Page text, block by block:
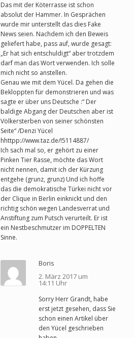
Das mit der Köterrasse ist schon
absolut der Hammer. In Gesprächen
wurde mir unterstellt das dies Fake
News seien. Nachdem ich den Beweis
geliefert habe, pass auf, wurde gesagt:
„Er hat sich entschuldigt“ aber trotzdem
darf man das Wort verwenden. Ich solle
mich nicht so anstellen.
Genau wie mit dem Yücel. Da gehen die
Bekloppten für demonstrieren und was
sagte er über uns Deutsche :“ Der
baldige Abgang der Deutschen aber ist
Völkersterben von seiner schönsten
Seite“ /Denzi Yücel
hhttpp://www.taz.de/!5114887/
Ich sach mal so, er gehört zu einer
Pinken Tier Rasse, möchte das Wort
nicht nennen, damit ich der Kürzung
entgehe (grunz, grunz) Und ich hoffe
das die demokratische Türkei nicht vor
der Clique in Berlin einknickt und den
richtig schön wegen Landesverrat und
Anstiftung zum Putsch verurteilt. Er ist
ein Nestbeschmutzer im DOPPELTEN
Sinne.
Boris
2. März 2017 um
14:11 Uhr
Sorry Herr Grandt, habe
erst jetzt gesehen, dass Sie
schon einen Artikel über
den Yücel geschrieben